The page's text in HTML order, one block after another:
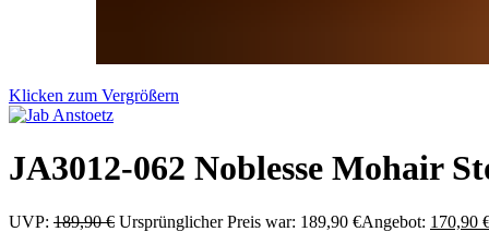
Klicken zum Vergrößern
JA3012-062 Noblesse Mohair
UVP: 189,90€ Ursprünglicher Preis war: 189,90 €Angebot: 170,90